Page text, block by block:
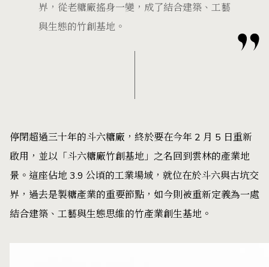
界，從老糖廠搖身一變，成了結合建築、工藝
與生態的竹創基地。
停閉超過三十年的斗六糖廠，終於要在今年 2 月 5 日重新
啟用，並以「斗六糖廠竹創基地」之名回到雲林的產業地
景。這座佔地 3.9 公頃的工業場域，就位在於斗六與古坑交
界，過去是製糖產業的重要節點，如今則被重新定義為一處
結合建築、工藝與生態思維的竹產業創生基地。